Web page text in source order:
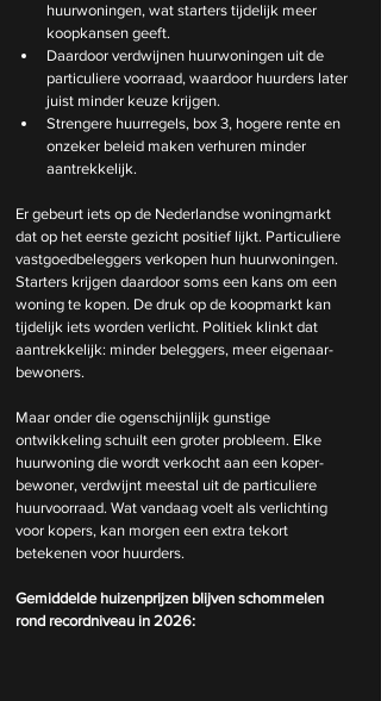
huurwoningen, wat starters tijdelijk meer
koopkansen geeft.
Daardoor verdwijnen huurwoningen uit de
particuliere voorraad, waardoor huurders later
juist minder keuze krijgen.
Strengere huurregels, box 3, hogere rente en
onzeker beleid maken verhuren minder
aantrekkelijk.
Er gebeurt iets op de Nederlandse woningmarkt
dat op het eerste gezicht positief lijkt. Particuliere
vastgoedbeleggers verkopen hun huurwoningen.
Starters krijgen daardoor soms een kans om een
woning te kopen. De druk op de koopmarkt kan
tijdelijk iets worden verlicht. Politiek klinkt dat
aantrekkelijk: minder beleggers, meer eigenaar-
bewoners.
Maar onder die ogenschijnlijk gunstige
ontwikkeling schuilt een groter probleem. Elke
huurwoning die wordt verkocht aan een koper-
bewoner, verdwijnt meestal uit de particuliere
huurvoorraad. Wat vandaag voelt als verlichting
voor kopers, kan morgen een extra tekort
betekenen voor huurders.
Gemiddelde huizenprijzen blijven schommelen
rond recordniveau in 2026: